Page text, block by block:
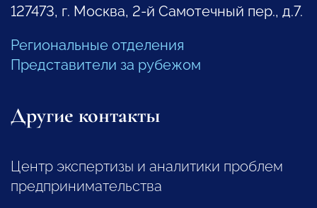
127473, г. Москва, 2-й Самотечный пер., д.7.
Региональные отделения
Представители за рубежом
Другие контакты
Центр экспертизы и аналитики проблем
предпринимательства